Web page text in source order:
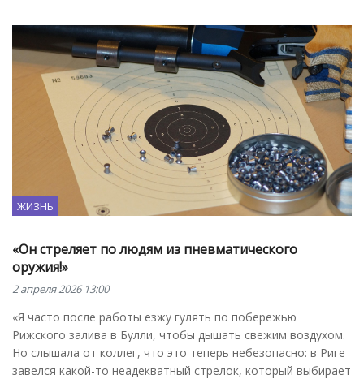
ЖИЗНЬ
«Он стреляет по людям из пневматического
оружия!»
2 апреля 2026 13:00
«Я часто после работы езжу гулять по побережью
Рижского залива в Булли, чтобы дышать свежим воздухом.
Но слышала от коллег, что это теперь небезопасно: в Риге
завелся какой-то неадекватный стрелок, который выбирает